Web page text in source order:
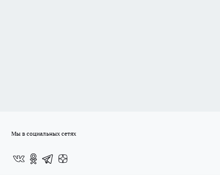
Мы в социальных сетях